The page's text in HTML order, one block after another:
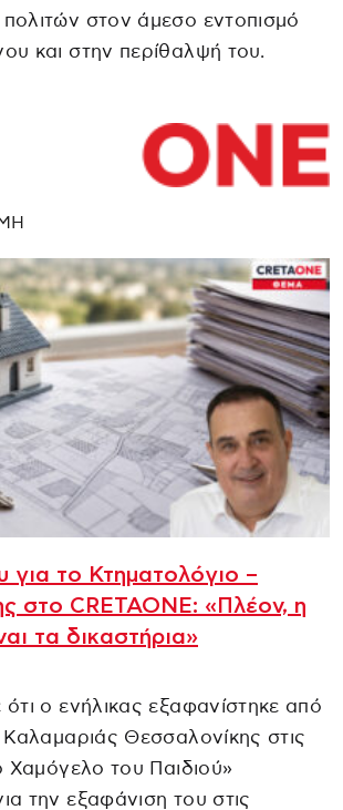
στον άμεσο εντοπισμό
και στην περίθαλψή του.
για το Κτηματολόγιο –
στο CRETAONE: «Πλέον, η
τα δικαστήρια»
ότι ο ενήλικας εξαφανίστηκε από
Καλαμαριάς Θεσσαλονίκης στις
Χαμόγελο του Παιδιού»
την εξαφάνιση του στις